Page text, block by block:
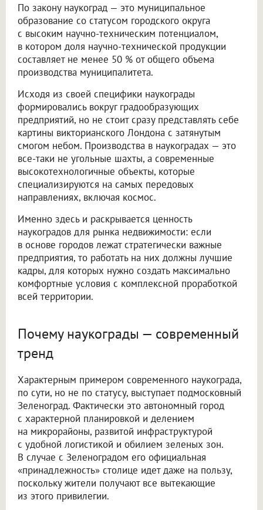
По закону наукоград — это муниципальное
образование со статусом городского округа
с высоким научно-техническим потенциалом,
в котором доля научно-технической продукции
составляет не менее 50 % от общего объема
производства муниципалитета.
Исходя из своей специфики наукограды
формировались вокруг градообразующих
предприятий, но не стоит сразу представлять себе
картины викторианского Лондона с затянутым
смогом небом. Производства в наукоградах — это
все-таки не угольные шахты, а современные
высокотехнологичные объекты, которые
специализируются на самых передовых
направлениях, включая космос.
Именно здесь и раскрывается ценность
наукоградов для рынка недвижимости: если
в основе городов лежат стратегически важные
предприятия, то работать на них должны лучшие
кадры, для которых нужно создать максимально
комфортные условия с комплексной проработкой
всей территории.
Почему наукограды — современный
тренд
Характерным примером современного наукограда,
по сути, но не по статусу, выступает подмосковный
Зеленоград. Фактически это автономный город
с характерной планировкой и делением
на микрорайоны, развитой инфраструктурой
с удобной логистикой и обилием зеленых зон.
В случае с Зеленоградом его официальная
«принадлежность» столице идет даже на пользу,
поскольку жители получают все вытекающие
из этого привилегии.